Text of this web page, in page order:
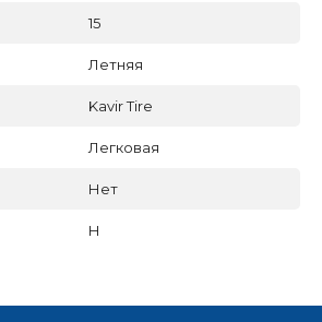
15
Летняя
Kavir Tire
Легковая
Нет
H